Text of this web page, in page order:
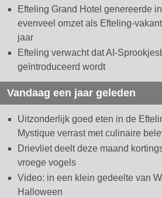
Efteling Grand Hotel genereerde
evenveel omzet als Efteling-
jaar
Efteling verwacht dat AI-
geïntroduceerd wordt
Vandaag een jaar geleden
Uitzonderlijk goed eten in de
Mystique verrast met culinaire
Drievliet deelt deze maand
vroege vogels
Video: in een klein gedeelte van
Halloween